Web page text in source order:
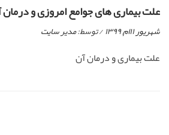
علت بیماری های جوامع امروزی و
شهریور ۱۱ام, ۱۳۹۹ / توسط:مدیر سایت
علت بیماری و درمان آن